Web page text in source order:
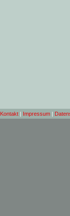
Kontakt | Impressum |